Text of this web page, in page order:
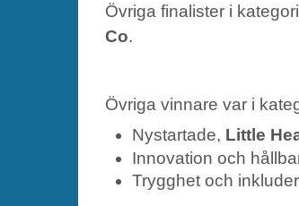
Övriga finalister i
Co.
Övriga vinnare var i
Nystartade, Little
Innovation och
Trygghet och